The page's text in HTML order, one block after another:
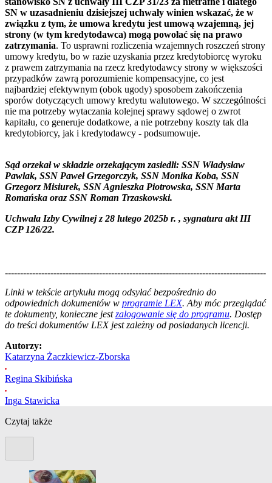
SN w uzasadnieniu dzisiejszej uchwały winien wskazać, że w
związku z tym, że umowa kredytu jest umową wzajemną, jej
strony (w tym kredytodawca) mogą powołać się na prawo
zatrzymania. To usprawni rozliczenia wzajemnych roszczeń strony
umowy kredytu, bo w razie uzyskania przez kredytobiorcę wyroku
z prawem zatrzymania na rzecz kredytodawcy strony w większości
przypadków zawrą porozumienie kompensacyjne, co jest
najbardziej efektywnym (obok ugody) sposobem zakończenia
sporów dotyczących umowy kredytu walutowego. W szczególności
nie ma potrzeby wytaczania kolejnej sprawy sądowej o zwrot
kapitału, co generuje dodatkowe, a nie potrzebny koszty tak dla
kredytobiorcy, jak i kredytodawcy - podsumowuje.
Sąd orzekał w składzie orzekającym zasiedli: SSN Władysław
Pawlak, SSN Paweł Grzegorczyk, SSN Monika Koba, SSN
Grzegorz Misiurek, SSN Agnieszka Piotrowska, SSN Marta
Romańska oraz SSN Roman Trzaskowski.
Uchwała Izby Cywilnej z 28 lutego 2025b r. , sygnatura akt III
CZP 126/22.
--------------------------------------------------------------------------------------
Linki w tekście artykułu mogą odsyłać bezpośrednio do
odpowiednich dokumentów w programie LEX. Aby móc przeglądać
te dokumenty, konieczne jestzalogowanie się do programu. Dostęp
do treści dokumentów LEX jest zależny od posiadanych licencji.
Autorzy:
Katarzyna Żaczkiewicz-Zborska
Regina Skibińska
Inga Stawicka
Czytaj także